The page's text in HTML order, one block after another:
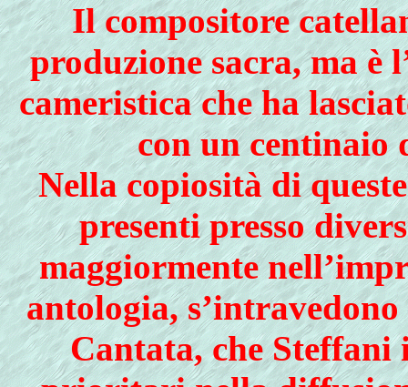
Il compositore
produzione sacra, ma è
cameristica che ha
con un
Nella copiosità di
presenti presso
maggiormente
antologia,
Cantata, che Steffani